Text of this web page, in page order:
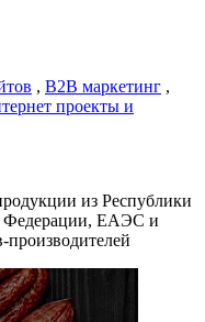
, B2B маркетинг ,
проекты и
из Республики
Федерации, ЕАЭС и
производителей